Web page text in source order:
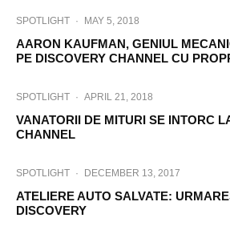
SPOTLIGHT · MAY 5, 2018
AARON KAUFMAN, GENIUL
PE DISCOVERY CHANNEL CU
SPOTLIGHT · APRIL 21, 2018
VANATORII DE MITURI SE INTORC
CHANNEL
SPOTLIGHT · DECEMBER 13, 2017
ATELIERE AUTO SALVATE:
DISCOVERY